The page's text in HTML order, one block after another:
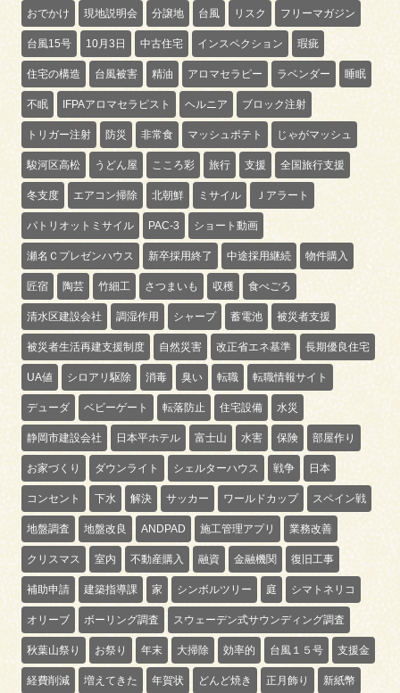
おでかけ 現地説明会 分譲地 台風 リスク フリーマガジン
台風15号 10月3日 中古住宅 インスペクション 瑕疵
住宅の構造 台風被害 精油 アロマセラピー ラベンダー 睡眠
不眠 IFPAアロマセラピスト ヘルニア ブロック注射
トリガー注射 防災 非常食 マッシュポテト じゃがマッシュ
駿河区高松 うどん屋 こころ彩 旅行 支援 全国旅行支援
冬支度 エアコン掃除 北朝鮮 ミサイル Ｊアラート
パトリオットミサイル PAC-3 ショート動画
瀬名Ｃプレゼンハウス 新卒採用終了 中途採用継続 物件購入
匠宿 陶芸 竹細工 さつまいも 収穫 食べごろ
清水区建設会社 調湿作用 シャープ 蓄電池 被災者支援
被災者生活再建支援制度 自然災害 改正省エネ基準 長期優良住宅
UA値 シロアリ駆除 消毒 臭い 転職 転職情報サイト
デューダ ベビーゲート 転落防止 住宅設備 水災
静岡市建設会社 日本平ホテル 富士山 水害 保険 部屋作り
お家づくり ダウンライト シェルターハウス 戦争 日本
コンセント 下水 解決 サッカー ワールドカップ スペイン戦
地盤調査 地盤改良 ANDPAD 施工管理アプリ 業務改善
クリスマス 室内 不動産購入 融資 金融機関 復旧工事
補助申請 建築指導課 家 シンボルツリー 庭 シマトネリコ
オリーブ ボーリング調査 スウェーデン式サウンディング調査
秋葉山祭り お祭り 年末 大掃除 効率的 台風１５号 支援金
経費削減 増えてきた 年賀状 どんど焼き 正月飾り 新紙幣